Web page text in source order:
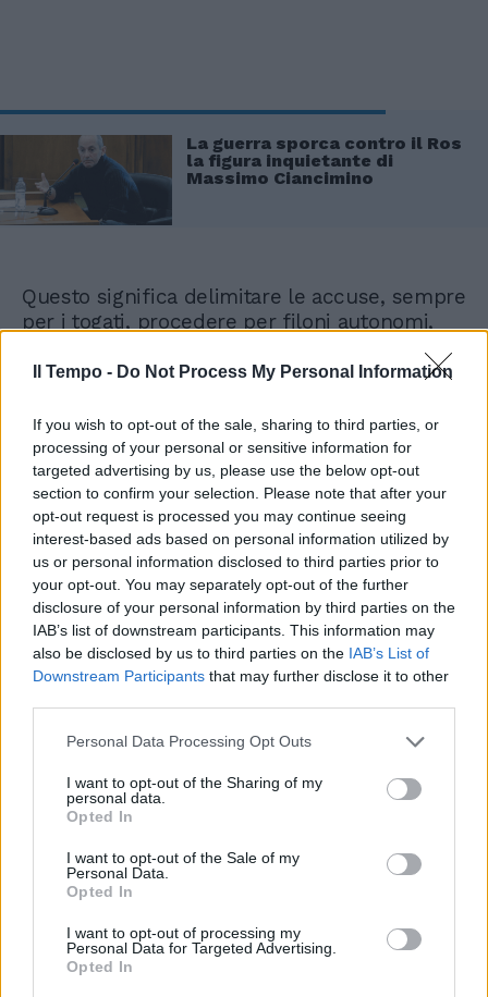
Il Tempo - Do Not Process My Personal Information
If you wish to opt-out of the sale, sharing to third parties, or
processing of your personal or sensitive information for
targeted advertising by us, please use the below opt-out
section to confirm your selection. Please note that after your
opt-out request is processed you may continue seeing
interest-based ads based on personal information utilized by
us or personal information disclosed to third parties prior to
your opt-out. You may separately opt-out of the further
disclosure of your personal information by third parties on the
IAB’s list of downstream participants. This information may
also be disclosed by us to third parties on the IAB’s List of
Downstream Participants that may further disclose it to other
Personal Data Processing Opt Outs
I want to opt-out of the Sharing of my
personal data.
Opted In
I want to opt-out of the Sale of my
Personal Data.
Opted In
I want to opt-out of processing my
Personal Data for Targeted Advertising.
Opted In
La guerra sporca contro il Ros
la figura inquietante di
Massimo Ciancimino
Questo significa delimitare le accuse, sempre
per i togati, procedere per filoni autonomi,
elementi immediati. Uno scontro tra Procura
Procura di Palermo era guidata da Pietro
Giammanco, la cui linea trova oggi sintesi
nelle posizioni dell’attuale senatore del M5S,
Roberto Scarpinato, (allora sostituto e
coautore con Giuseppe Lo Forte della
richiesta di archiviazione di parte del dossier
del 13 luglio 1992) componente pentastellato
anche della Commissione antimafia,
organismo parlamentare d’inchiesta che si
sta proprio occupando, tra l’altro, del dossier
mafia-appalti. Ogni 23 maggio, ogni 19 luglio,
L’eredità da non tradire. Ma «mafia e appalti»
dopo oltre trent’anni non ha ancora prodotto
sentenze che ne accertino l’intera portata.
Come anche il conflitto tra Ros e Procura
continua a rimanere aperto.